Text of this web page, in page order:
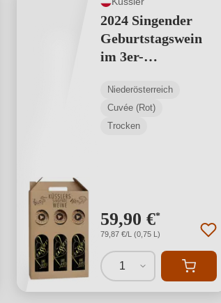
2024 Singender
Geburtstagswein
im 3er-
rot
Niederösterreich
Cuvée (Rot)
Trocken
59,90 €*
79,87 €/L (0,75 L)
1